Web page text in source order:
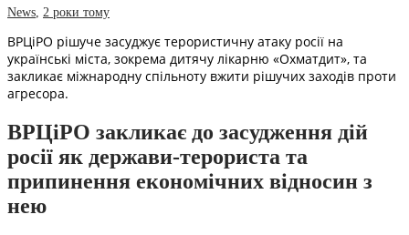
News 2 роки тому
ВРЦіРО рішуче засуджує терористичну атаку росії на
українські міста, зокрема дитячу лікарню «Охматдит», та
закликає міжнародну спільноту вжити рішучих заходів проти
агресора.
ВРЦіРО закликає до засудження дій
росії як держави-терориста та
припинення економічних відносин з
нею